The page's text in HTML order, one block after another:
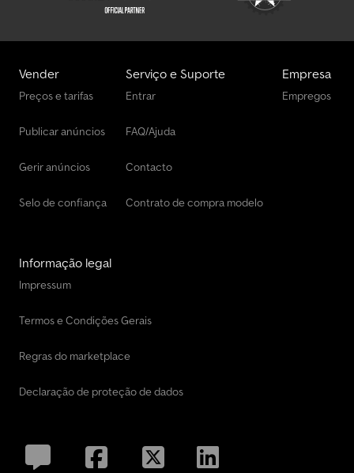
Vender
Preços e tarifas
Publicar anúncios
Gerir anúncios
Selo de confiança
Serviço e Suporte
Entrar
FAQ/Ajuda
Contacto
Contrato de compra modelo
Empresa
Empregos
Informação legal
Impressum
Termos e Condições Gerais
Regras do marketplace
Declaração de proteção de dados